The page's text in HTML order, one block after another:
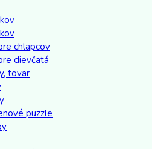
chlapcov
dievčatá
tovar
puzzle